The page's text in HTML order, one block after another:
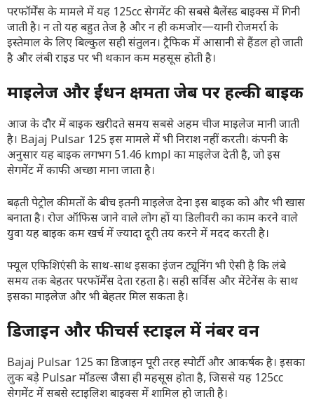
परफॉर्मेंस के मामले में यह 125cc सेगमेंट की सबसे बैलेंस्ड बाइक्स में गिनी
जाती है। न तो यह बहुत तेज है और न ही कमजोर—यानी रोजमर्रा के
इस्तेमाल के लिए बिल्कुल सही संतुलन। ट्रैफिक में आसानी से हैंडल हो जाती
है और लंबी राइड पर भी थकान कम महसूस होती है।
माइलेज और ईंधन क्षमता जेब पर हल्की बाइक
आज के दौर में बाइक खरीदते समय सबसे अहम चीज माइलेज मानी जाती
है। Bajaj Pulsar 125 इस मामले में भी निराश नहीं करती। कंपनी के
अनुसार यह बाइक लगभग 51.46 kmpl का माइलेज देती है, जो इस
सेगमेंट में काफी अच्छा माना जाता है।
बढ़ती पेट्रोल कीमतों के बीच इतनी माइलेज देना इस बाइक को और भी खास
बनाता है। रोज ऑफिस जाने वाले लोग हों या डिलीवरी का काम करने वाले
युवा यह बाइक कम खर्च में ज्यादा दूरी तय करने में मदद करती है।
फ्यूल एफिशिएंसी के साथ-साथ इसका इंजन ट्यूनिंग भी ऐसी है कि लंबे
समय तक बेहतर परफॉर्मेंस देता रहता है। सही सर्विस और मेंटेनेंस के साथ
इसका माइलेज और भी बेहतर मिल सकता है।
डिजाइन और फीचर्स स्टाइल में नंबर वन
Bajaj Pulsar 125 का डिजाइन पूरी तरह स्पोर्टी और आकर्षक है। इसका
लुक बड़े Pulsar मॉडल्स जैसा ही महसूस होता है, जिससे यह 125cc
सेगमेंट में सबसे स्टाइलिश बाइक्स में शामिल हो जाती है।